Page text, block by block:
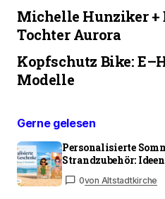
Michelle Hunziker +
Tochter Aurora
Kopfschutz Bike:
Modelle
Gerne gelesen
Personalisierte
Strandzubehör: Ideen
0von Altstadtkirche